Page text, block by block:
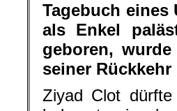
Tagebuch eines
als Enkel
geboren,
seiner Rückkehr
Ziyad Clot dürfte